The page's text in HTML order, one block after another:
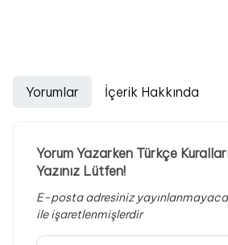
Yorumlar İçerik Hakkında
Yorum Yazarken Türkçe
Yazınız Lütfen!
E-posta adresiniz
ile işaretlenmişlerdir